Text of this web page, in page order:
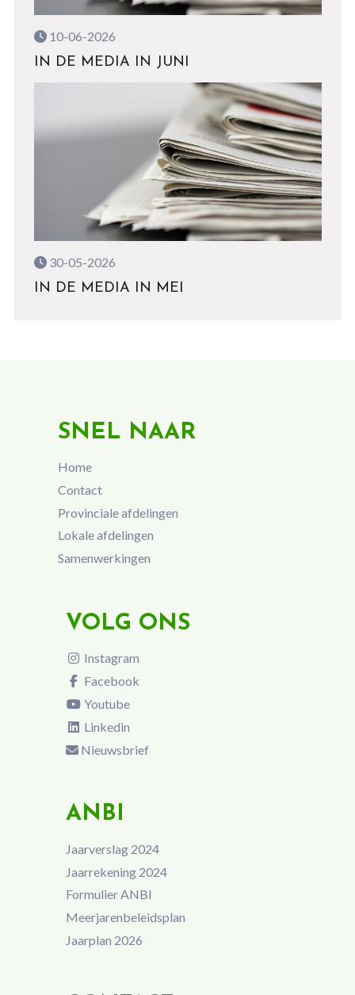
10-06-2026
IN DE MEDIA IN JUNI
30-05-2026
IN DE MEDIA IN MEI
SNEL NAAR
Home
Contact
Provinciale afdelingen
Lokale afdelingen
Samenwerkingen
VOLG ONS
Instagram
Facebook
Youtube
Linkedin
Nieuwsbrief
ANBI
Jaarverslag 2024
Jaarrekening 2024
Formulier ANBI
Meerjarenbeleidsplan
Jaarplan 2026